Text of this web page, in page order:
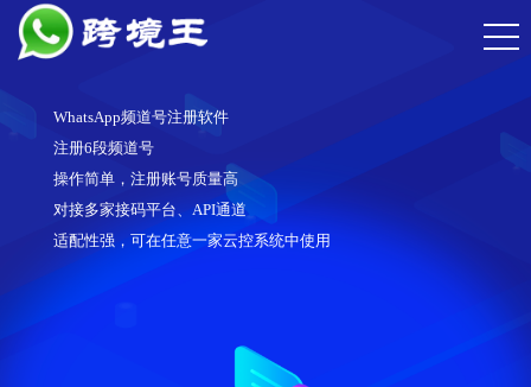
WhatsApp频道号注册软件
注册6段频道号
操作简单，注册账号质量高
对接多家接码平台、API通道
适配性强，可在任意一家云控系统中使用